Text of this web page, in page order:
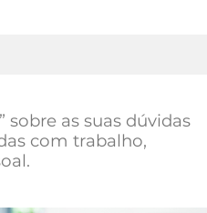
sobre as suas dúvidas
com trabalho,